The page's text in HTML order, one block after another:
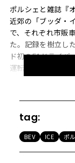
ポルシェと雑誌『
近郊の「ブッダ・
で、それぞれ市販
た。記録を樹立し
ド初のF1ドライバ
運転した「タイカ
に加盟するインド
GT3 RSをドライ
ィケヤン氏は、自
tag:
BEV ICE ポ